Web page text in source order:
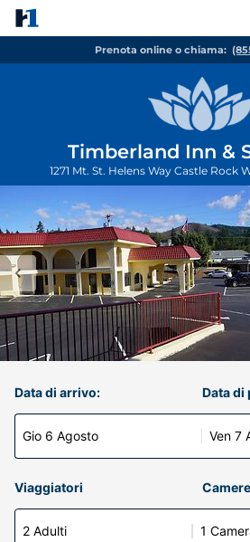
Prenota online o chiama:
Timberland Inn &
1271 Mt. St. Helens Way Castle Rock
Data di arrivo:
Gio 6 Agosto
Data di
Ven 7
Viaggiatori Camere
2 Adulti 1